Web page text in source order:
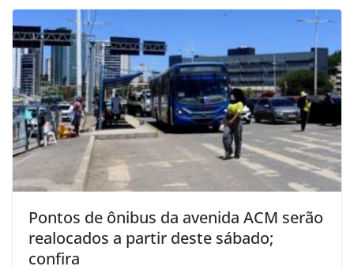
Pontos de ônibus da avenida ACM serão
realocados a partir deste sábado;
confira